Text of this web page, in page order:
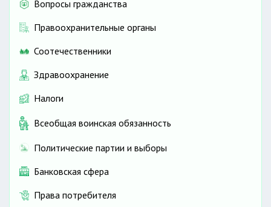
Вопросы гражданства
Правоохранительные органы
Соотечественники
Здравоохранение
Налоги
Всеобщая воинская обязанность
Политические партии и выборы
Банковская сфера
Права потребителя